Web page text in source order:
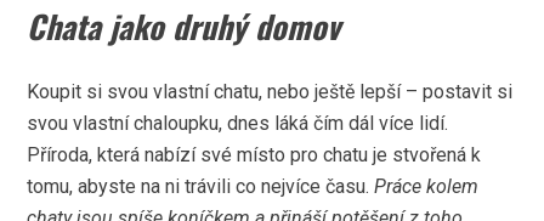
Chata jako druhý domov
Koupit si svou vlastní chatu, nebo ještě lepší – postavit si
svou vlastní chaloupku, dnes láká čím dál více lidí.
Příroda, která nabízí své místo pro chatu je stvořená k
tomu, abyste na ni trávili co nejvíce času.Práce kolem